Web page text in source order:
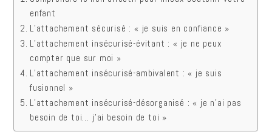
enfant
L’attachement sécurisé : « je suis en confiance »
L’attachement insécurisé-évitant : « je ne peux
compter que sur moi »
L’attachement insécurisé-ambivalent : « je suis
fusionnel »
L’attachement insécurisé-désorganisé : « je n’ai pas
besoin de toi… j’ai besoin de toi »